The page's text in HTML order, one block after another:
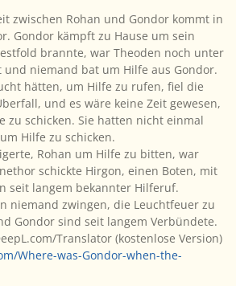
zwischen Rohan und Gondor kommt in
Gondor kämpft zu Hause um sein
brannte, war Theoden noch unter
und niemand bat um Hilfe aus Gondor.
hätten, um Hilfe zu rufen, fiel die
und es wäre keine Zeit gewesen,
zu schicken. Sie hatten nicht einmal
Hilfe zu schicken.
Rohan um Hilfe zu bitten, war
schickte Hirgon, einen Boten, mit
seit langem bekannter Hilferuf.
niemand zwingen, die Leuchtfeuer zu
Gondor sind seit langem Verbündete.
Translator (kostenlose Version)
Where-was-Gondor-when-the-